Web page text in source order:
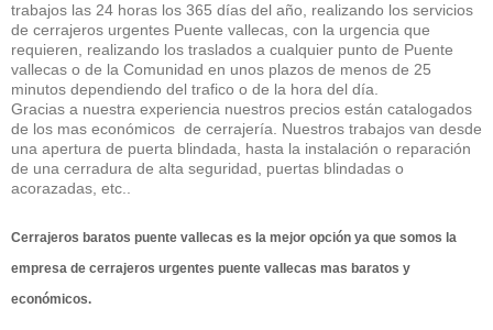
trabajos las 24 horas los 365 días del año, realizando los servicios
de cerrajeros urgentes Puente vallecas, con la urgencia que
requieren, realizando los traslados a cualquier punto de Puente
vallecas o de la Comunidad en unos plazos de menos de 25
minutos dependiendo del trafico o de la hora del día.
Gracias a nuestra experiencia nuestros precios están catalogados
de los mas económicos de cerrajería. Nuestros trabajos van desde
una apertura de puerta blindada, hasta la instalación o reparación
de una cerradura de alta seguridad, puertas blindadas o
acorazadas, etc..
Cerrajeros baratos puente vallecas es la mejor opción ya que somos la
empresa de cerrajeros urgentes puente vallecas mas baratos y
económicos.